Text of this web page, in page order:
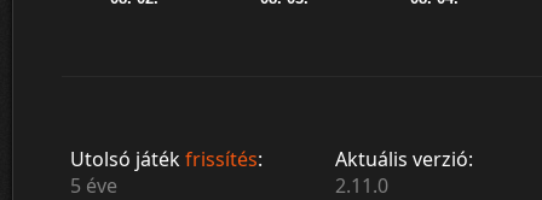
Utolsó játékfrissítés:
5 éve
Aktuális verzió:
2.11.0